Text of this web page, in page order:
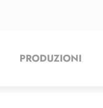
PRODUZIONI